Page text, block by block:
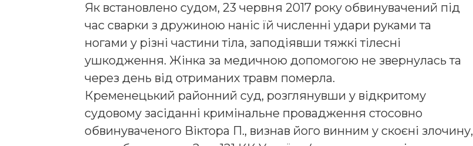
Як встановлено судом, 23 червня 2017 року обвинувачений під
час сварки з дружиною наніс їй численні удари руками та
ногами у різні частини тіла, заподіявши тяжкі тілесні
ушкодження. Жінка за медичною допомогою не звернулась та
через день від отриманих травм померла.
Кременецький районний суд, розглянувши у відкритому
судовому засіданні кримінальне провадження стосовно
обвинуваченого Віктора П., визнав його винним у скоєні злочину,